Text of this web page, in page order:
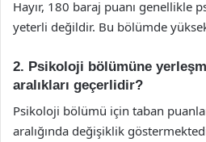
Hayır, 180 baraj puanı genellikle
yeterli değildir. Bu bölümde
2. Psikoloji bölümüne
aralıkları geçerlidir?
Psikoloji bölümü için taban
aralığında değişiklik